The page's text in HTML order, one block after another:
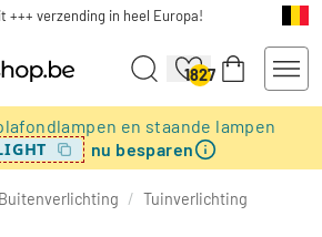
+++ verzending in heel Europa!
1827
en staande lampen
nu besparen
Buitenverlichting / Tuinverlichting